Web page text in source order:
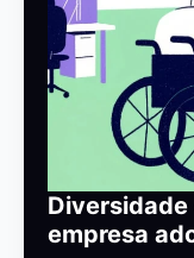
Diversidade
empresa